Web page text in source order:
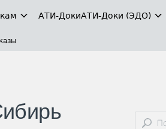
АТИ-ДокиАТИ-Доки (ЭДО)